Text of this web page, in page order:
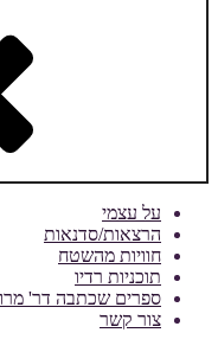
על עצמי
הרצאות/סדנאות
חוויות מהשטח
תוכניות רדיו
ספרים שכתבה דר'
צור קשר